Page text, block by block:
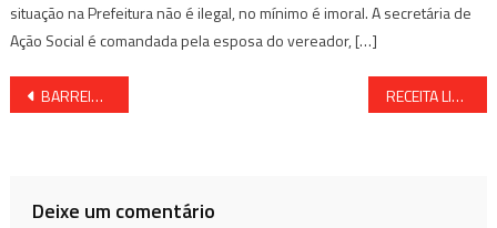
situação na Prefeitura não é ilegal, no mínimo é imoral. A secretária de
Ação Social é comandada pela esposa do vereador, […]
Navegação
BARREIRAS ABRE CHAMAMENTO PÚBLICO PARA AQUISIÇÃO DE ALIMENTOS DA AGRICULTURA FAMILIAR RECEITA LIBERA O SEGUNDO LOTE DA RESTITUIÇÃO DO IR
Deixe um comentário